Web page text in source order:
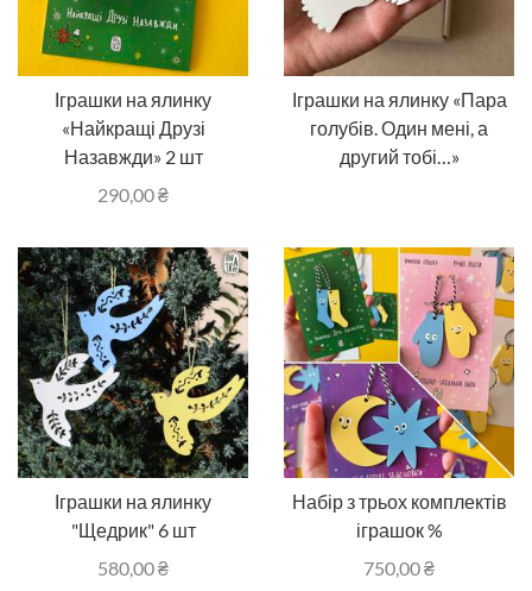
Іграшки на ялинку
«Найкращі Друзі
Назавжди» 2 шт
290,00₴
Іграшки на ялинку «Пара
голубів. Один мені, а
другий тобі…»
Іграшки на ялинку
"Щедрик" 6 шт
580,00₴
Набір з трьох комплектів
іграшок %
750,00₴